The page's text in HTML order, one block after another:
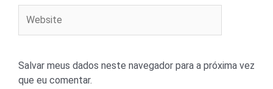
Salvar meus dados neste navegador para a próxima vez
que eu comentar.